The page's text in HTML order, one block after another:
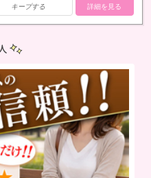
キープする 詳細を見る